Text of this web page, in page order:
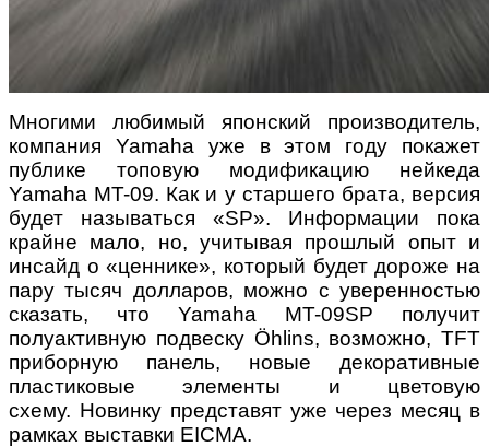
Многими любимый японский производитель,
компания Yamaha уже в этом году покажет
публике топовую модификацию нейкеда
Yamaha MT-09. Как и у старшего брата, версия
будет называться «SP». Информации пока
крайне мало, но, учитывая прошлый опыт и
инсайд о «ценнике», который будет дороже на
пару тысяч долларов, можно с уверенностью
сказать, что Yamaha MT-09SP получит
полуактивную подвеску Öhlins, возможно, TFT
приборную панель, новые декоративные
пластиковые элементы и цветовую
схему. Новинку представят уже через месяц в
рамках выставки EICMA.